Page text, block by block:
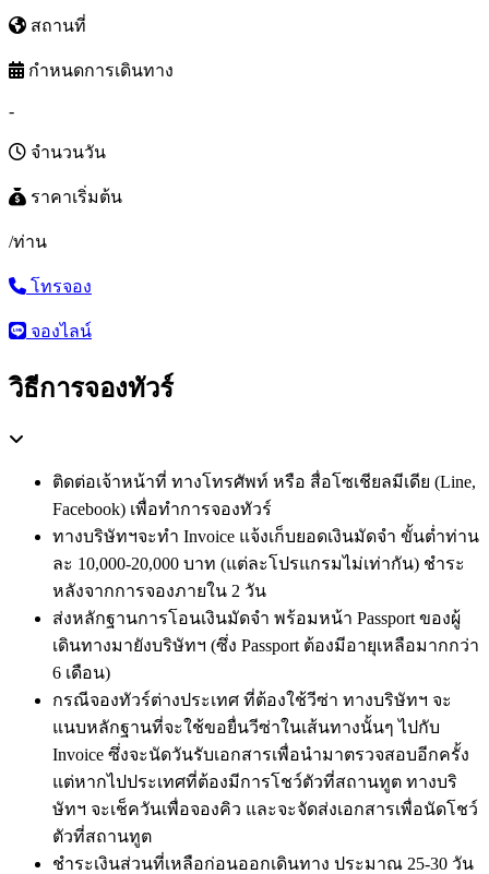
สถานที่
กำหนดการเดินทาง
-
จำนวนวัน
ราคาเริ่มต้น
/ท่าน
โทรจอง
จองไลน์
วิธีการจองทัวร์
ติดต่อเจ้าหน้าที่ ทางโทรศัพท์ หรือ สื่อโซเชียลมีเดีย (Line,
Facebook) เพื่อทำการจองทัวร์
ทางบริษัทฯจะทำ Invoice แจ้งเก็บยอดเงินมัดจำ ขั้นต่ำท่าน
ละ 10,000-20,000 บาท (แต่ละโปรแกรมไม่เท่ากัน) ชำระ
หลังจากการจองภายใน 2 วัน
ส่งหลักฐานการโอนเงินมัดจำ พร้อมหน้า Passport ของผู้
เดินทางมายังบริษัทฯ (ซึ่ง Passport ต้องมีอายุเหลือมากกว่า
6 เดือน)
กรณีจองทัวร์ต่างประเทศ ที่ต้องใช้วีซ่า ทางบริษัทฯ จะ
แนบหลักฐานที่จะใช้ขอยื่นวีซ่าในเส้นทางนั้นๆ ไปกับ
Invoice ซึ่งจะนัดวันรับเอกสารเพื่อนำมาตรวจสอบอีกครั้ง
แต่หากไปประเทศที่ต้องมีการโชว์ตัวที่สถานทูต ทางบริ
ษัทฯ จะเช็ควันเพื่อจองคิว และจะจัดส่งเอกสารเพื่อนัดโชว์
ตัวที่สถานทูต
ชำระเงินส่วนที่เหลือก่อนออกเดินทาง ประมาณ 25-30 วัน